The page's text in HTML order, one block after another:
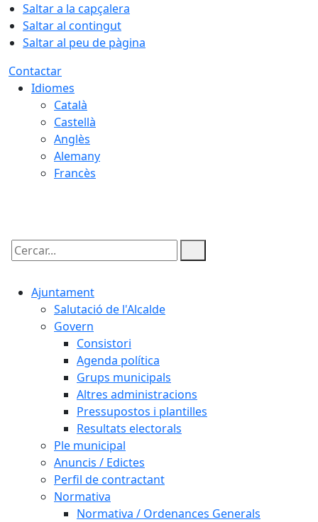
Saltar a la capçalera
Saltar al contingut
Saltar al peu de pàgina
Contactar
Idiomes
Català
Castellà
Anglès
Alemany
Francès
Cercar:
Ajuntament
Salutació de l'Alcalde
Govern
Consistori
Agenda política
Grups municipals
Altres administracions
Pressupostos i plantilles
Resultats electorals
Ple municipal
Anuncis / Edictes
Perfil de contractant
Normativa
Normativa / Ordenances Generals